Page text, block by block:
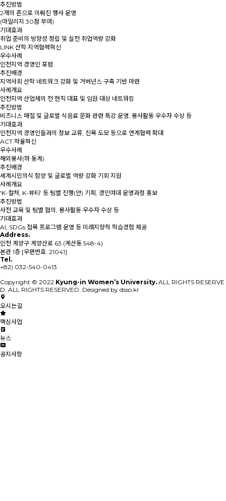
추진방법
2개의 존으로 이뤄진 행사 운영
(마일리지 30점 부여)
기대효과
취업 준비의 방향성 정립 및 실전 취업역량 강화
LINK 산학·지역협력혁신
우수사례
인천지역 경영인 포럼
추진배경
지역사회 산학 네트워크 강화 및 거버넌스 구축 기반 마련
사례개요
인천지역 산업체의 전·현직 대표 및 임원 대상 네트워킹
추진방법
비즈니스 매절 및 글로벌 식음료 문화 관련 특강 운영, 봉사활동 우수자 수상 등
기대효과
인천지역 경영인들과의 정보 교류, 친목 도모 등으로 연계협력 확대
ACT 자율혁신
우수사례
해외봉사(하·동계)
추진배경
세계시민의식 함양 및 글로벌 역량 강화 기회 지원
사례개요
'K-컬처, K-뷰티' 등 팀별 진행(안) 기획, 경인여대 운영과정 홍보
추진방법
사전 교육 및 팀별 협의, 봉사활동 우수자 수상 등
기대효과
AI, SDGs 접목 프로그램 운영 등 미래지향적 학습경험 제공
Address.
인천 계양구 계양산로 63 (계산동 548-4)
본관 1층 [우편번호: 21041]
Tel.
+82) 032-540-0413
Copyright © 2022 Kyung-in Women’s University. ALL RIGHTS RESERVE
D. ALL RIGHTS RESERVED. Designed by dsso.kr
오시는길
핵심사업
뉴스
공지사항